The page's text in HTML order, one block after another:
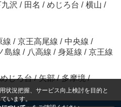
沢 / 田名 / めじろ台 / 横山 /
線 / 京王高尾線 / 中央線 /
島線 / 八高線 / 身延線 / 京王線
めじろ台 / 矢部 / 多摩境 /
状況把握、サービス向上検討を目的と
います。